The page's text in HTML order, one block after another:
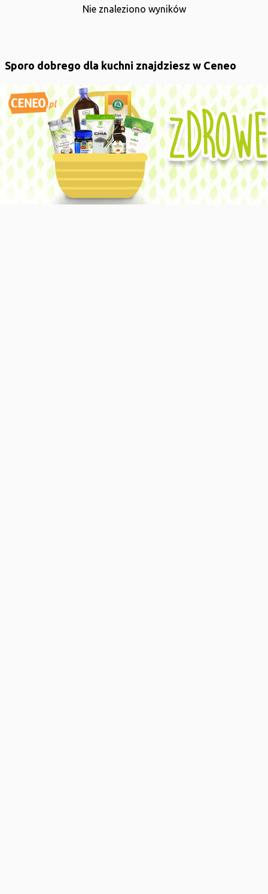
t
Nie znaleziono wyników
Sporo dobrego dla kuchni znajdziesz w Ceneo